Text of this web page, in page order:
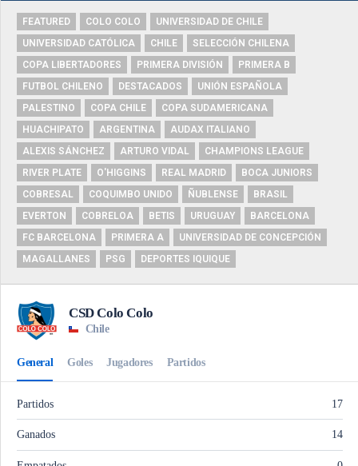
FEATURED COLO COLO
UNIVERSIDAD DE CHILE
UNIVERSIDAD CATÓLICA
CHILE
SELECCIÓN CHILENA
COPA LIBERTADORES
PRIMERA DIVISIÓN
PRIMERA B
FUTBOL CHILENO
DESTACADOS
UNIÓN ESPAÑOLA
PALESTINO
COPA CHILE
COPA SUDAMERICANA
HUACHIPATO
ARGENTINA
AUDAX ITALIANO
ALEXIS SÁNCHEZ
ARTURO VIDAL
CHAMPIONS LEAGUE
RIVER PLATE
O'HIGGINS REAL MADRID
BOCA JUNIORS
COBRESAL
COQUIMBO UNIDO ÑUBLENSE
BRASIL
EVERTON
COBRELOA BETIS URUGUAY
BARCELONA
FC BARCELONA
PRIMERA A
UNIVERSIDAD DE CONCEPCIÓN
MAGALLANES
PSG DEPORTES IQUIQUE